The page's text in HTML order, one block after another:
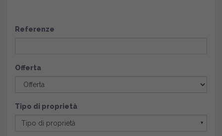
Referenze
Offerta
Tipo di proprietà
Tipo di proprietà ▼